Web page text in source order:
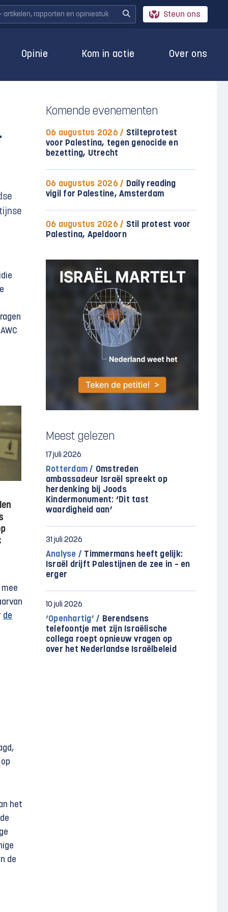
Steun ons
Opinie Kom in actie Over ons
de
het
de
Komende evenementen
06 augustus 2026 / Stilteprotest
voor Palestina, tegen genocide en
bezetting, Utrecht
06 augustus 2026 / Daily reading
vigil for Palestine, Amsterdam
06 augustus 2026 / Stil protest voor
Palestina, Apeldoorn
Meest gelezen
17 juli 2026
Rotterdam / Omstreden
ambassadeur Israël spreekt op
herdenking bij Joods
Kindermonument: ‘Dit tast
waardigheid aan’
31 juli 2026
Analyse / Timmermans heeft gelijk:
Israël drijft Palestijnen de zee in – en
erger
10 juli 2026
‘Openhartig’ / Berendsens
telefoontje met zijn Israëlische
collega roept opnieuw vragen op
over het Nederlandse Israëlbeleid